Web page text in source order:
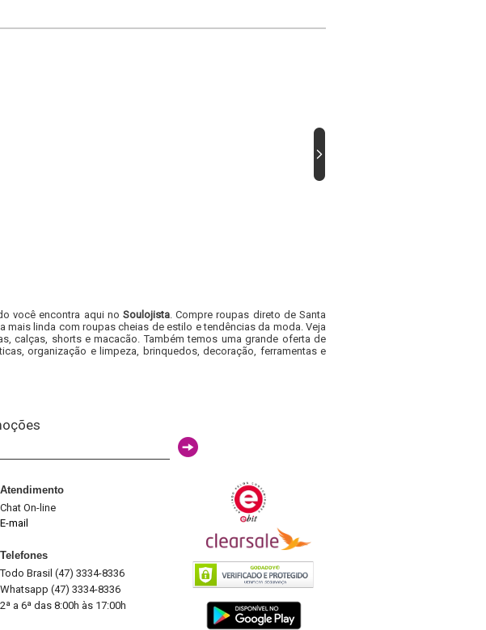
você encontra aqui no Soulojista. Compre roupas direto de Santa
linda com roupas cheias de estilo e tendências da moda. Veja
calças, shorts e macacão. Também temos uma grande oferta de
organização e limpeza, brinquedos, decoração, ferramentas e
Atendimento
Chat On-line
E-mail
Telefones
Todo Brasil (47) 3334-8336
Whatsapp (47) 3334-8336
2ª a 6ª das 8:00h às 17:00h